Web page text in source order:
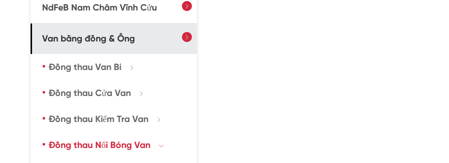
NdFeB Nam Châm Vĩnh Cửu 
Van bằng đồng & Ống 
Đồng thau Van Bi 
Đồng thau Cửa Van 
Đồng thau Kiểm Tra Van 
Đồng thau Nổi Bóng Van 